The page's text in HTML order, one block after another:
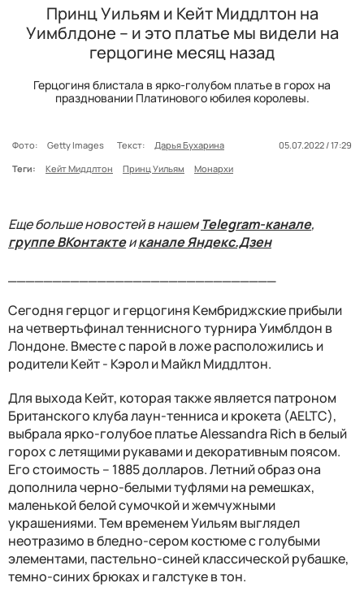
Принц Уильям и Кейт Миддлтон на
Уимблдоне – и это платье мы видели на
герцогине месяц назад
Герцогиня блистала в ярко-голубом платье в горох на
праздновании Платинового юбилея королевы.
Фото: Getty Images Текст: Дарья Бухарина
05.07.2022 / 17:29
Теги:
Кейт Миддлтон Принц Уильям Монархи
Еще больше новостей в нашемTelegram-канале,
группе ВКонтактеиканале Яндекс.Дзен
Сегодня герцог и герцогиня Кембриджские прибыли
на четвертьфинал теннисного турнира Уимблдон в
Лондоне. Вместе с парой в ложе расположились и
родители Кейт - Кэрол и Майкл Миддлтон.
Для выхода Кейт, которая также является патроном
Британского клуба лаун-тенниса и крокета (AELTC),
выбрала ярко-голубое платье Alessandra Rich в белый
горох с летящими рукавами и декоративным поясом.
Его стоимость – 1885 долларов. Летний образ она
дополнила черно-белыми туфлями на ремешках,
маленькой белой сумочкой и жемчужными
украшениями. Тем временем Уильям выглядел
неотразимо в бледно-сером костюме с голубыми
элементами, пастельно-синей классической рубашке,
темно-синих брюках и галстуке в тон.